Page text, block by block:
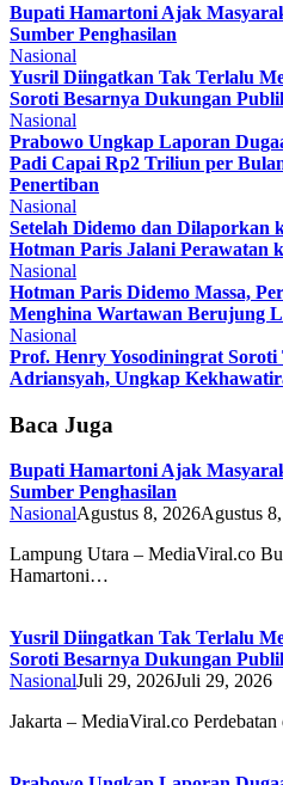
Bupati Hamartoni Ajak
Sumber Penghasilan
Nasional
Yusril Diingatkan Tak Terlalu
Soroti Besarnya Dukungan
Nasional
Prabowo Ungkap Laporan
Padi Capai Rp2 Triliun per
Penertiban
Nasional
Setelah Didemo dan Dilaporkan
Hotman Paris Jalani Perawatan
Nasional
Hotman Paris Didemo Massa,
Menghina Wartawan Berujung
Nasional
Prof. Henry Yosodiningrat
Adriansyah, Ungkap
Baca Juga
Bupati Hamartoni Ajak
Sumber Penghasilan
NasionalAgustus 8, 2026Agustus
Lampung Utara – MediaViral.co
Hamartoni…
Yusril Diingatkan Tak Terlalu
Soroti Besarnya Dukungan
NasionalJuli 29, 2026Juli 29, 2026
Jakarta – MediaViral.co